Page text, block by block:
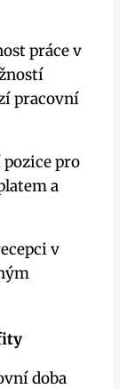
práce v
pracovní
pozice pro
a
v
doba